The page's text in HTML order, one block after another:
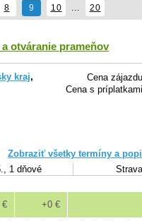
8 9 10 20
otváranie prameňov
Cena
Cena s
kraj,
Zobraziť všetky termíny a
1 dňové
€ +0 €